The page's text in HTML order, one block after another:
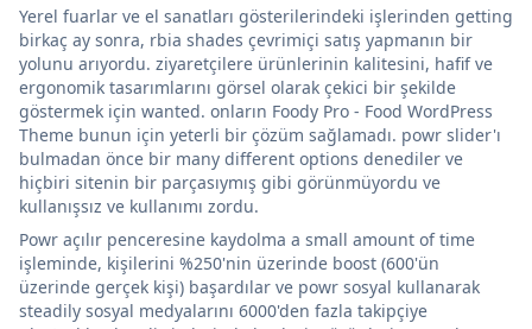
Yerel fuarlar ve el sanatları gösterilerindeki işlerinden getting
birkaç ay sonra, rbia shades çevrimiçi satış yapmanın bir
yolunu arıyordu. ziyaretçilere ürünlerinin kalitesini, hafif ve
ergonomik tasarımlarını görsel olarak çekici bir şekilde
göstermek için wanted. onların Foody Pro - Food WordPress
Theme bunun için yeterli bir çözüm sağlamadı. powr slider'ı
bulmadan önce bir many different options denediler ve
hiçbiri sitenin bir parçasıymış gibi görünmüyordu ve
kullanışsız ve kullanımı zordu.
Powr açılır penceresine kaydolma a small amount of time
işleminde, kişilerini %250'nin üzerinde boost (600'ün
üzerinde gerçek kişi) başardılar ve powr sosyal kullanarak
steadily sosyal medyalarını 6000'den fazla takipçiye